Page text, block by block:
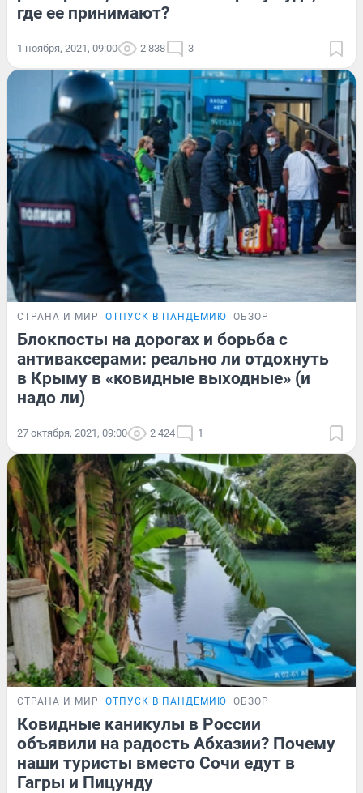
где ее принимают?
1 ноября, 2021, 09:00 2 838 3
СТРАНА И МИР ОТПУСК В ПАНДЕМИЮ ОБЗОР
Блокпосты на дорогах и борьба с
антиваксерами: реально ли отдохнуть
в Крыму в «ковидные выходные» (и
надо ли)
27 октября, 2021, 09:00 2 424 1
СТРАНА И МИР ОТПУСК В ПАНДЕМИЮ ОБЗОР
Ковидные каникулы в России
объявили на радость Абхазии? Почему
наши туристы вместо Сочи едут в
Гагры и Пицунду